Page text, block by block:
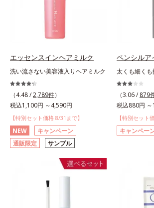
エッセンスインヘアミルク
洗い流さない美容液入りヘアミルク
（4.48 /2,789件）
税込1,100円 ～4,590円
【特別セット価格 8/31まで】
NEW
キャンペーン
通販限定
サンプル
ペンシルア
太くも細く
（3.06 / 879
税込880円
【特別セット
キャンペー